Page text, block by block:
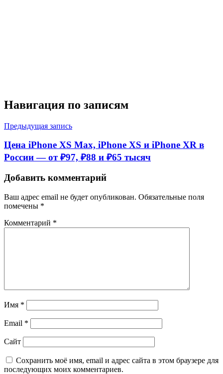
Навигация по записям
Предыдущая запись
Цена iPhone XS Max, iPhone XS и iPhone XR в
России — от ₽97, ₽88 и ₽65 тысяч
Добавить комментарий
Ваш адрес email не будет опубликован. Обязательные поля
помечены *
Комментарий *
Имя *
Email *
Сайт
Сохранить моё имя, email и адрес сайта в этом браузере для
последующих моих комментариев.